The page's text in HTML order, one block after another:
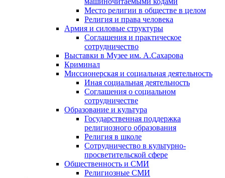
Место религии в обществе в целом
Религия и права человека
Армия и силовые структуры
Соглашения и практическое
сотрудничество
Выставки в Музее им. А.Сахарова
Криминал
Миссионерская и социальная деятельность
Иная социальная деятельность
Соглашения о социальном
сотрудничестве
Образование и культура
Государственная поддержка
религиозного образования
Религия в школе
Сотрудничество в культурно-
просветительской сфере
Общественность и СМИ
Религиозные СМИ